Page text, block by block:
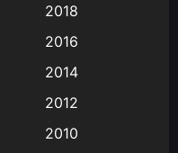
2018
2016
2014
2012
2010